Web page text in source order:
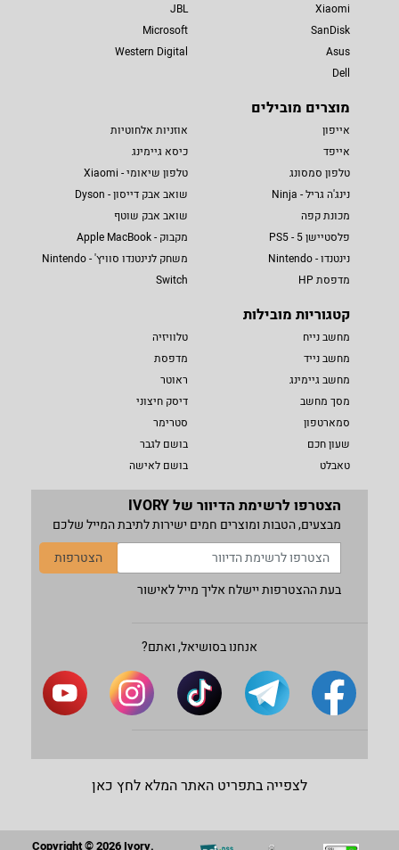
Xiaomi
SanDisk
Asus
Dell
JBL
Microsoft
Western Digital
מוצרים מובילים
אייפון
אייפד
טלפון סמסונג
נינג'ה גריל - Ninja
מכונת קפה
פלסטיישן 5 - PS5
נינטנדו - Nintendo
מדפסת HP
אוזניות אלחוטיות
כיסא גיימינג
טלפון שיאומי - Xiaomi
שואב אבק דייסון - Dyson
שואב אבק שוטף
מקבוק - Apple MacBook
משחק לנינטנדו סוויץ' - Nintendo
Switch
קטגוריות מובילות
מחשב נייח
מחשב נייד
מחשב גיימינג
מסך מחשב
סמארטפון
שעון חכם
טאבלט
טלוויזיה
מדפסת
ראוטר
דיסק חיצוני
סטרימר
בושם לגבר
בושם לאישה
הצטרפו לרשימת הדיוור של IVORY
מבצעים, הטבות ומוצרים חמים ישירות לתיבת המייל שלכם
הצטרפות
בעת ההצטרפות יישלח אליך מייל לאישור
אנחנו בסושיאל, ואתם?
לצפייה בתפריט האתר המלא לחץ כאן
Copyright © 2026 Ivory.